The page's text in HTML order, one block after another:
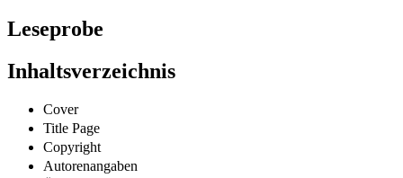
Leseprobe
Cover
Title Page
Copyright